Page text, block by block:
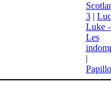
3|
Luke
Les
|